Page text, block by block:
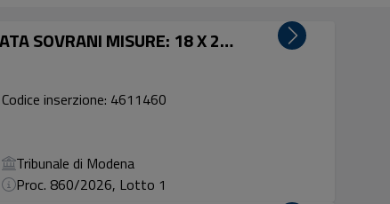
CORNICE COLOR ARGENTO MARCATA SOVRANI MISURE: 18 X 25 CM - Lotto 1
Codice inserzione: 4611460
Tribunale di Modena
Proc. 860/2026, Lotto 1